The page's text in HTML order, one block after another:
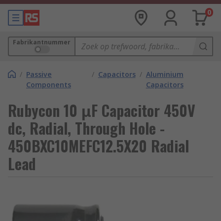
0
Fabrikantnummer
/ Passive
Components
/ Capacitors / Aluminium
Capacitors
Rubycon 10 μF Capacitor 450V
dc, Radial, Through Hole -
450BXC10MEFC12.5X20 Radial
Lead